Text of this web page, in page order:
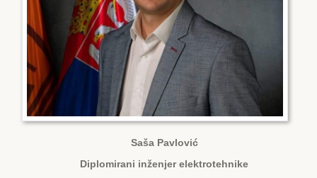
Saša Pavlović
Diplomirani inženjer elektrotehnike